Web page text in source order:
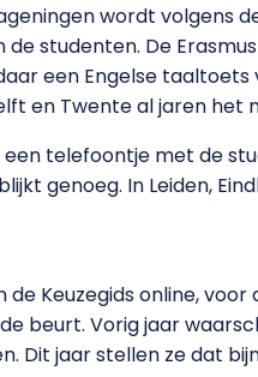
wordt volgens
studenten. De
een Engelse
en Twente al jaren het
telefoontje met de
genoeg. In Leiden,
de Keuzegids online,
beurt. Vorig jaar
Dit jaar stellen ze dat